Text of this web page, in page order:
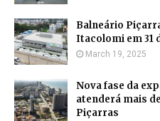
Balneário
Itacolomi em 31
March 19, 2025
Nova fase da
atenderá mais
Piçarras